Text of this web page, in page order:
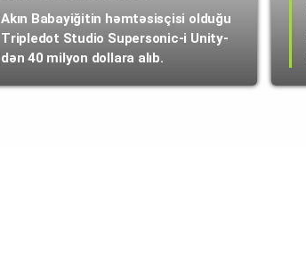
Akın Babayiğitin həmtəsisçisi olduğu
Tripledot Studio Supersonic-i Unity-
dən 40 milyon dollara alıb.